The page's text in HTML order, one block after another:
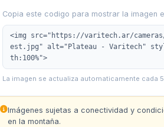
Copia este codigo para mostrar la imagen
<img src="https://varitech.ar/
est.jpg" alt="Plateau - Varitech"
th:100%">
La imagen se actualiza automaticamente cada
Imágenes sujetas a conectividad y
en la montaña.